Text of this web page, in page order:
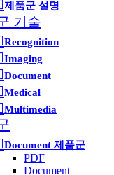
제품군 설명
기술
Recognition
Imaging
Document
Medical
Multimedia
Document 제품군
PDF
Document